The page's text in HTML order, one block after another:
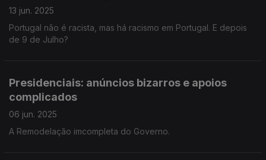
13 jun. 2025
Portugal não é racista, mas há racismo em Portugal. E depois
de 9 de Julho?
Presidenciais: anúncios bizarros e apoios
complicados
06 jun. 2025
A Remodelação imcompleta do Governo.